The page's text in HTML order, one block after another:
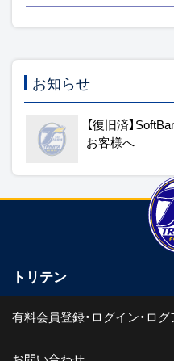
お知らせ
【復旧済】
お客様へ
トリテン
有料会員登録・ログイン・ログ